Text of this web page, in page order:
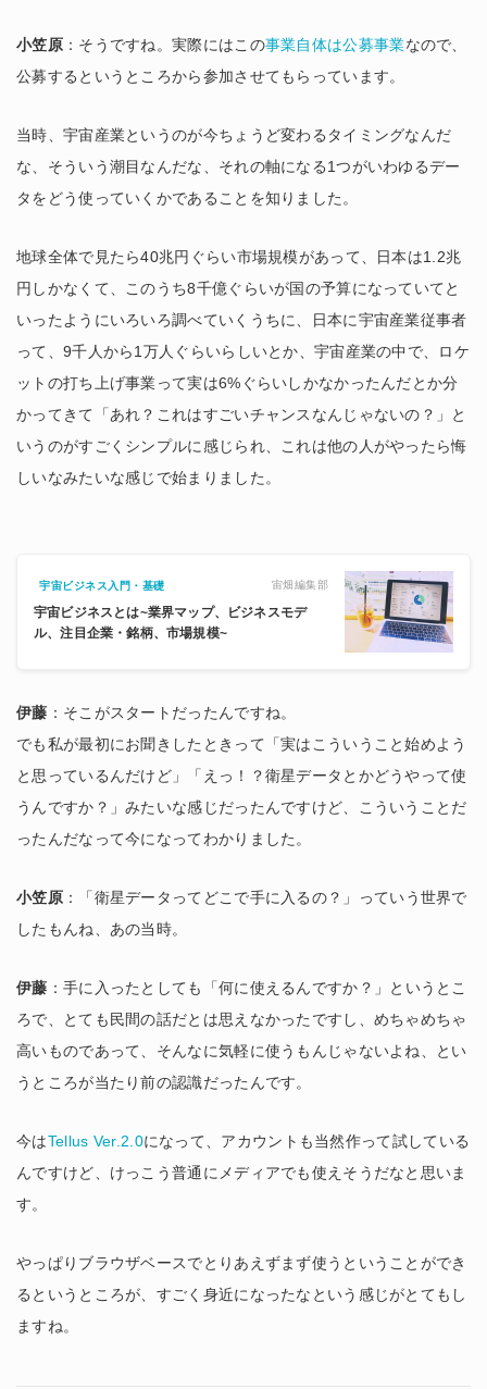
小笠原：そうですね。実際にはこの事業自体は公募事業なので、
公募するというところから参加させてもらっています。
当時、宇宙産業というのが今ちょうど変わるタイミングなんだ
な、そういう潮目なんだな、それの軸になる1つがいわゆるデー
タをどう使っていくかであることを知りました。
地球全体で見たら40兆円ぐらい市場規模があって、日本は1.2兆
円しかなくて、このうち8千億ぐらいが国の予算になっていてと
いったようにいろいろ調べていくうちに、日本に宇宙産業従事者
って、9千人から1万人ぐらいらしいとか、宇宙産業の中で、ロケ
ットの打ち上げ事業って実は6%ぐらいしかなかったんだとか分
かってきて「あれ？これはすごいチャンスなんじゃないの？」と
いうのがすごくシンプルに感じられ、これは他の人がやったら悔
しいなみたいな感じで始まりました。
宇宙ビジネス入門・基礎 宙畑編集部
宇宙ビジネスとは~業界マップ、ビジネスモデ
ル、注目企業・銘柄、市場規模~
伊藤 ：そこがスタートだったんですね。
でも私が最初にお聞きしたときって「実はこういうこと始めよう
と思っているんだけど」「えっ！？衛星データとかどうやって使
うんですか？」みたいな感じだったんですけど、こういうことだ
ったんだなって今になってわかりました。
小笠原：「衛星データってどこで手に入るの？」っていう世界で
したもんね、あの当時。
伊藤 ：手に入ったとしても「何に使えるんですか？」というとこ
ろで、とても民間の話だとは思えなかったですし、めちゃめちゃ
高いものであって、そんなに気軽に使うもんじゃないよね、とい
うところが当たり前の認識だったんです。
今はTellus Ver.2.0になって、アカウントも当然作って試している
んですけど、けっこう普通にメディアでも使えそうだなと思いま
す。
やっぱりブラウザベースでとりあえずまず使うということができ
るというところが、すごく身近になったなという感じがとてもし
ますね。